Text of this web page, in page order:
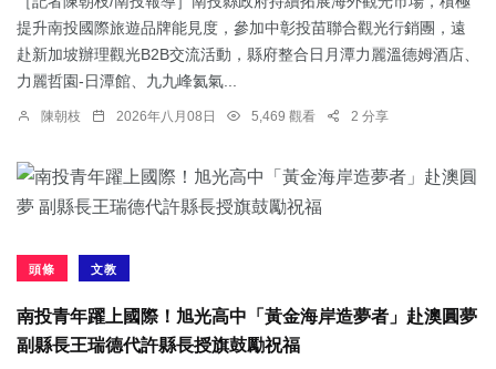
提升南投國際旅遊品牌能見度，參加中彰投苗聯合觀光行銷團，遠
赴新加坡辦理觀光B2B交流活動，縣府整合日月潭力麗溫德姆酒店、
力麗哲園-日潭館、九九峰氦氣...
陳朝枝 2026年八月08日 5,469 觀看 2 分享
頭條 文教
南投青年躍上國際！旭光高中「黃金海岸造夢者」赴澳圓夢
副縣長王瑞德代許縣長授旗鼓勵祝福